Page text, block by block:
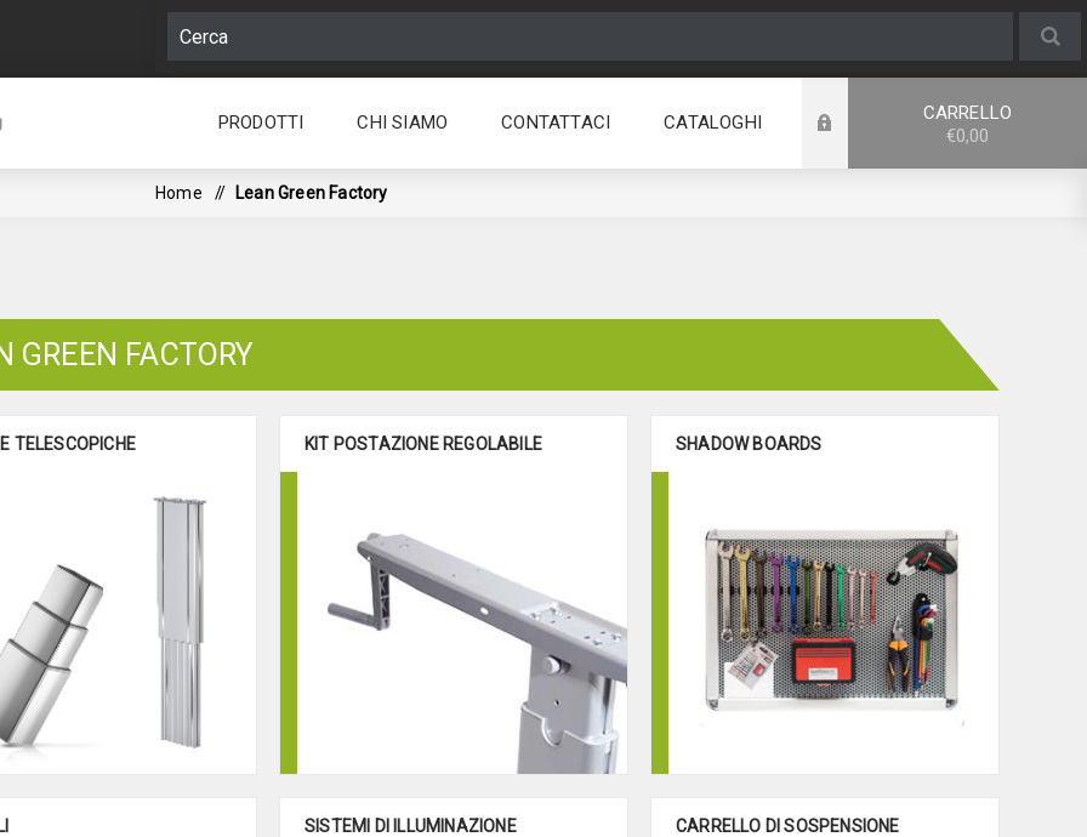
PRODOTTI CHI SIAMO CONTATTACI CATALOGHI
CARRELLO
€0,00
Home / Lean Green Factory
GREEN FACTORY
TELESCOPICHE KIT POSTAZIONE REGOLABILE SHADOW BOARDS
SISTEMI DI ILLUMINAZIONE CARRELLO DI SOSPENSIONE